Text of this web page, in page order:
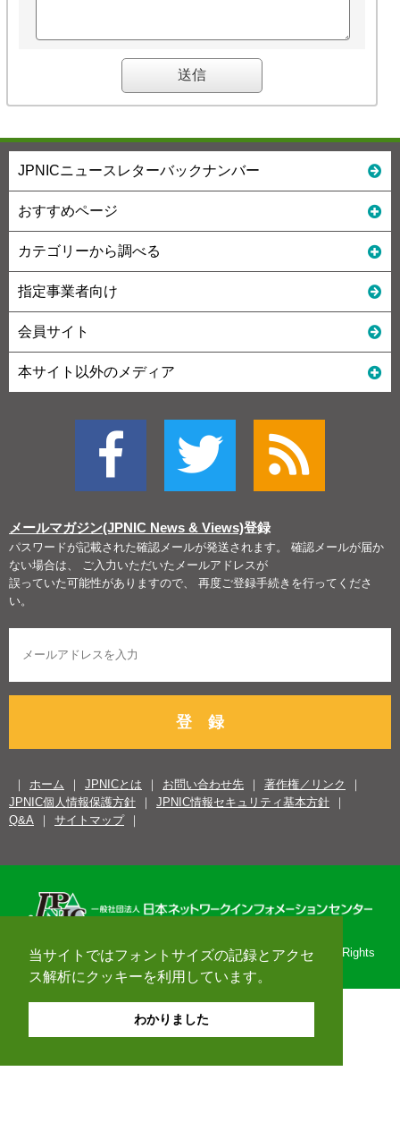
当サイトではフォントサイズの記録とアクセ
ス解析にクッキーを利用しています。
わかりました
JPNICニュースレターバックナンバー
おすすめページ
カテゴリーから調べる
指定事業者向け
会員サイト
本サイト以外のメディア
メールマガジン(JPNIC News & Views)登録
パスワードが記載された確認メールが発送されます。 確認メールが届か
ない場合は、 ご入力いただいたメールアドレスが
誤っていた可能性がありますので、 再度ご登録手続きを行ってくださ
い。
登 録
ホーム JPNICとは お問い合わせ先
著作権／リンク
JPNIC個人情報保護方針
JPNIC情報セキュリティ基本方針
Q&A
サイトマップ
Copyright© 1996-2026 Japan Network Information Center. All Rights
Reserved.